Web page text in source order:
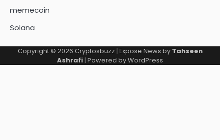
memecoin
Solana
Copyright © 2026 Cryptosbuzz | Expose News by Tahseen
Ashrafi | Powered byWordPress